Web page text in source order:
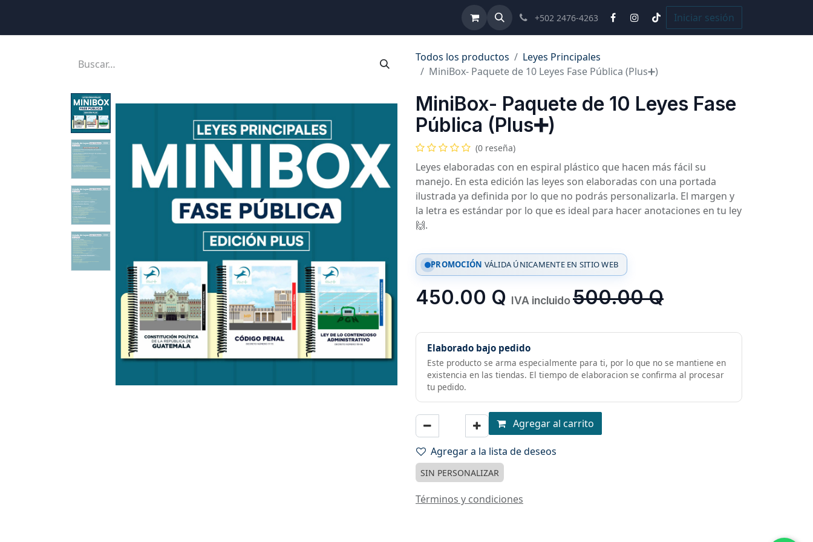
Términos y Condiciones Ayuda Cursos
+502 2476-4263 Iniciar sesión
Todos los productos
Leyes Principales
MiniBox- Paquete de 10 Leyes Fase Pública (Plus➕)
MiniBox- Paquete de 10 Leyes Fase
Pública (Plus➕)
(0 reseña)
Leyes elaboradas con en espiral plástico que hacen más fácil su
manejo. En esta edición las leyes son elaboradas con una portada
ilustrada ya definida por lo que no podrás personalizarla. El margen y
la letra es estándar por lo que es ideal para hacer anotaciones en tu ley
🙌.
PROMOCIÓN VÁLIDA ÚNICAMENTE EN SITIO WEB
450.00 Q IVA incluido500.00Q
Elaborado bajo pedido
Este producto se arma especialmente para ti, por lo que no se mantiene en
existencia en las tiendas. El tiempo de elaboracion se confirma al procesar
tu pedido.
Agregar al carrito
Agregar a la lista de deseos
SIN PERSONALIZAR
Términos y condiciones